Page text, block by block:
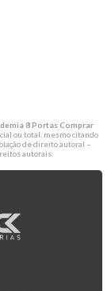
8 Portas Comprar
ou total, mesmo citando
de direito autoral –
autorais.